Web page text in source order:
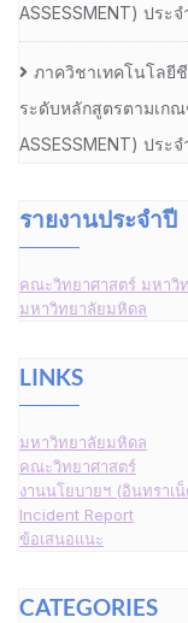
ASSESSMENT) ประ
ภาควิชาเทคโนโลยี
ระดับหลักสูตรตามเก
ASSESSMENT) ประ
รายงานประจำปี
คณะวิทยาศาสตร์ มหาวิ
มหาวิทยาลัยมหิดล
LINKS
มหาวิทยาลัยมหิดล
คณะวิทยาศาสตร์
งานนโยบายฯ (อินทราเน็
Incident Report
ข้อเสนอแนะ
CATEGORIES